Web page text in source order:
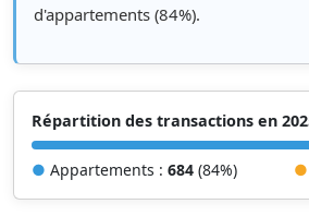
d'appartements (84%).
Répartition des transactions en
● Appartements : 684 (84%) ●